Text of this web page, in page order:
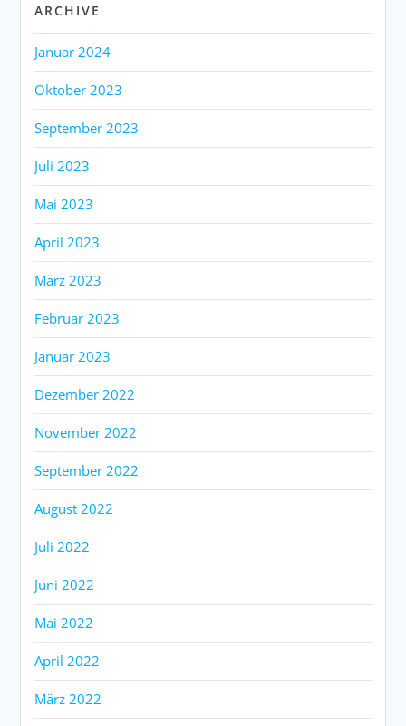
ARCHIVE
Januar 2024
Oktober 2023
September 2023
Juli 2023
Mai 2023
April 2023
März 2023
Februar 2023
Januar 2023
Dezember 2022
November 2022
September 2022
August 2022
Juli 2022
Juni 2022
Mai 2022
April 2022
März 2022